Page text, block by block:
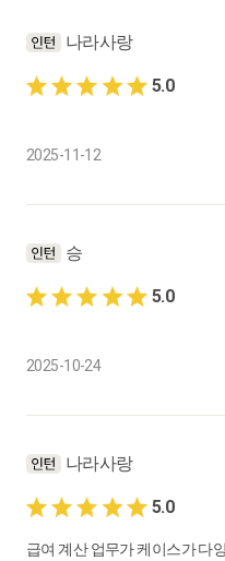
0:02:53
20. 기간제 근로계약을 매년
간을 어떻게 산정하나요?
0:02:48
22. 주 40시간 계약자가 특정
주휴수당 발생 기준이 되
23.
13시~22시30분 근무(1시
어떻게 산정하나요?
연장근로시간 산정 방법
나라사랑
5.0
2025-11-12
승
5.0
2025-10-24
나라사랑
5.0
급여 계산 업무가 케이스가 다